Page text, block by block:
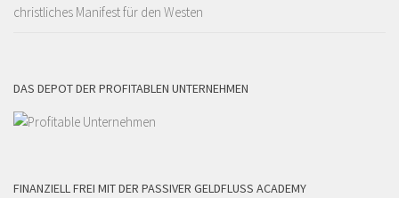
christliches Manifest für den Westen
DAS DEPOT DER PROFITABLEN UNTERNEHMEN
FINANZIELL FREI MIT DER PASSIVER GELDFLUSS ACADEMY